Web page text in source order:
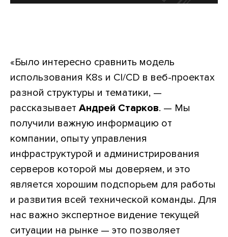
«Было интересно сравнить модель
использования K8s и СI/CD в веб-проектах
разной структуры и тематики, —
рассказывает Андрей Старков. — Мы
получили важную информацию от
компании, опыту управления
инфраструктурой и администрирования
серверов которой мы доверяем, и это
является хорошим подспорьем для работы
и развития всей технической команды. Для
нас важно экспертное видение текущей
ситуации на рынке — это позволяет